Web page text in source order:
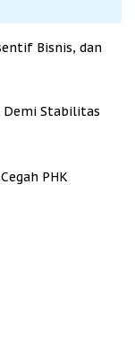
Bisnis, dan
Demi Stabilitas
PHK